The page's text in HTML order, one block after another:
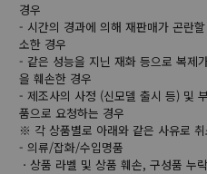
경우
- 시간의 경과에 의해 재판매가 곤란
소한 경우
- 같은 성능을 지닌 재화 등으로 복제
을 훼손한 경우
- 제조사의 사정 (신모델 출시 등) 및
품으로 요청하는 경우
※ 각 상품별로 아래와 같은 사유로
- 의류/잡화/수입명품
ㆍ상품 라벨 및 상품 훼손, 구성품 누